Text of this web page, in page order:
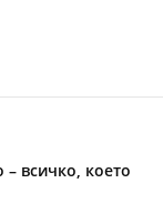
– всичко, което